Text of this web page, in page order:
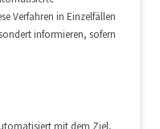
Verfahren in Einzelfällen
informieren, sofern
mit dem Ziel,